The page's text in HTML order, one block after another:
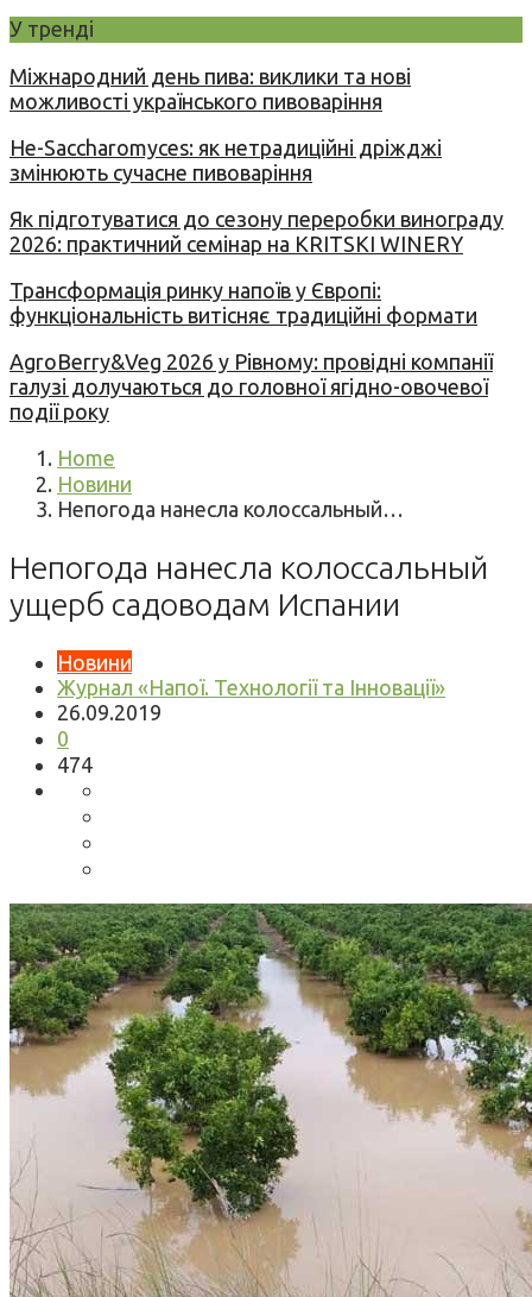
У тренді
Міжнародний день пива: виклики та нові
можливості українського пивоваріння
Не-Saccharomyces: як нетрадиційні дріжджі
змінюють сучасне пивоваріння
Як підготуватися до сезону переробки винограду
2026: практичний семінар на KRITSKI WINERY
Трансформація ринку напоїв у Європі:
функціональність витісняє традиційні формати
AgroBerry&Veg 2026 у Рівному: провідні компанії
галузі долучаються до головної ягідно-овочевої
події року
Home
Новини
Непогода нанесла колоссальный…
Непогода нанесла колоссальный
ущерб садоводам Испании
Новини
Журнал «Напої. Технології та Інновації»
26.09.2019
0
474